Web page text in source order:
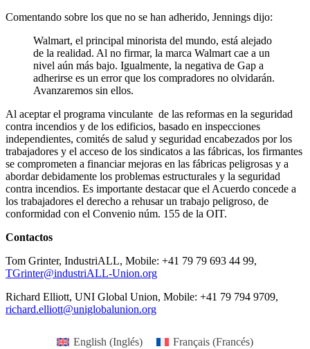
Comentando sobre los que no se han adherido, Jennings dijo:
Walmart, el principal minorista del mundo, está alejado
de la realidad. Al no firmar, la marca Walmart cae a un
nivel aún más bajo. Igualmente, la negativa de Gap a
adherirse es un error que los compradores no olvidarán.
Avanzaremos sin ellos.
Al aceptar el programa vinculante de las reformas en la seguridad
contra incendios y de los edificios, basado en inspecciones
independientes, comités de salud y seguridad encabezados por los
trabajadores y el acceso de los sindicatos a las fábricas, los firmantes
se comprometen a financiar mejoras en las fábricas peligrosas y a
abordar debidamente los problemas estructurales y la seguridad
contra incendios. Es importante destacar que el Acuerdo concede a
los trabajadores el derecho a rehusar un trabajo peligroso, de
conformidad con el Convenio núm. 155 de la OIT.
Contactos
Tom Grinter, IndustriALL, Mobile: +41 79 79 693 44 99,
TGrinter@industriALL-Union.org
Richard Elliott, UNI Global Union, Mobile: +41 79 794 9709,
richard.elliott@uniglobalunion.org
English (Inglés) Français (Francés)